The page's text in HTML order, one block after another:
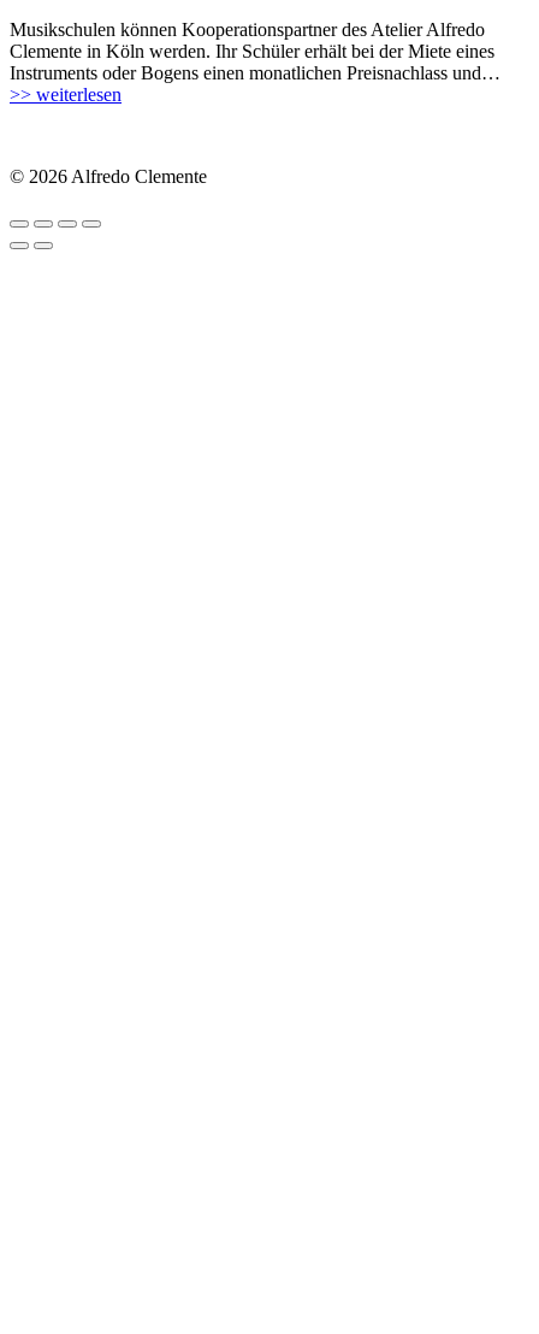
Musikschulen können Kooperationspartner des Atelier Alfredo
Clemente in Köln werden. Ihr Schüler erhält bei der Miete eines
Instruments oder Bogens einen monatlichen Preisnachlass und…
>> weiterlesen
© 2026 Alfredo Clemente